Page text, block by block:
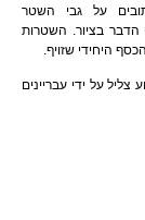
על גבי השטר
הדבר בציור. השטרות
היחידי שזויף.
צליל על ידי עבריינים